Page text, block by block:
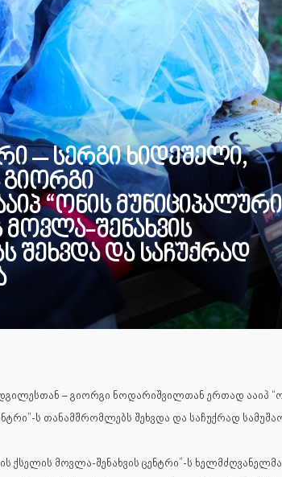
– სერგი ხიდეშელი,
გიორგი
“ონის მუნიციპალური
შენახვის
შეხვდა და საჩუქრად
– გიორგი ნოდარიშვილთან ერთად ააიპ
ს თანამშრომლებს შეხვდა და საჩუქრად
ქსელის მოვლა-შენახვის ცენტრი”-ს